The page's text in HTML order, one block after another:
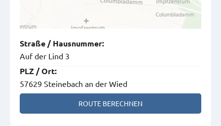
Straße / Hausnummer:
Auf der Lind 3
PLZ /Ort:
57629 Steinebach an der Wied
ROUTE BERECHNEN